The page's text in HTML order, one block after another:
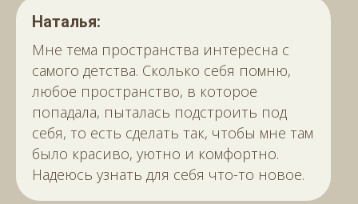
Наталья:
Мне тема пространства интересна с
самого детства. Сколько себя помню,
любое пространство, в которое
попадала, пыталась подстроить под
себя, то есть сделать так, чтобы мне там
было красиво, уютно и комфортно.
Надеюсь узнать для себя что-то новое.